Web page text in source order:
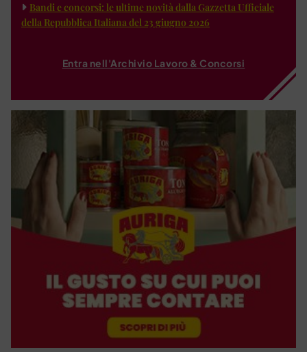
Bandi e concorsi: le ultime novità dalla Gazzetta Ufficiale
della Repubblica Italiana del 23 giugno 2026
Entra nell'Archivio Lavoro & Concorsi